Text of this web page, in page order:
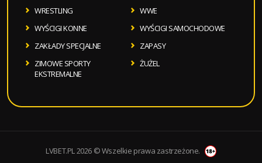
WRESTLING
WWE
WYŚCIGI KONNE
WYŚCIGI SAMOCHODOWE
ZAKŁADY SPECJALNE
ZAPASY
ZIMOWE SPORTY
EKSTREMALNE
ŻUŻEL
LVBET.PL 2026 © Wszelkie prawa zastrzeżone.